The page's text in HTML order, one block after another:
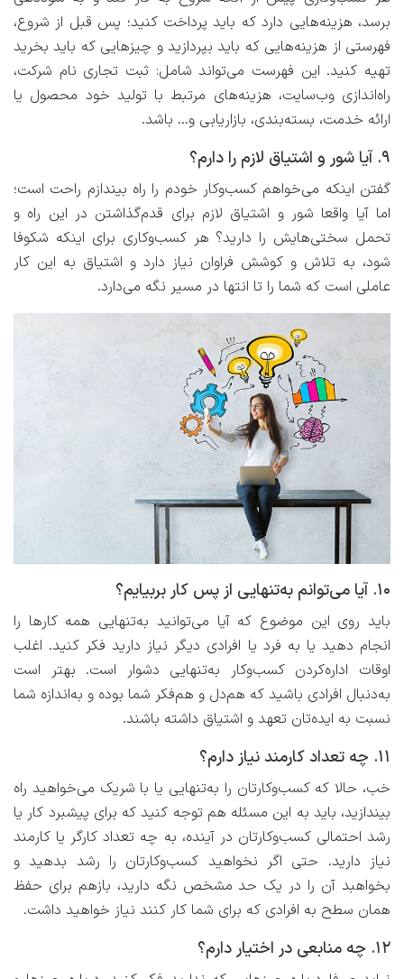
برسد، هزینه‌هایی دارد که باید پرداخت کنید؛ پس قبل از شروع،
فهرستی از هزینه‌هایی که باید بپردازید و چیزهایی که باید بخرید
تهیه کنید. این فهرست می‌تواند شامل: ثبت تجاری نام شرکت،
راه‌اندازی وب‌سایت، هزینه‌های مرتبط با تولید خود محصول یا
ارائه خدمت، بسته‌بندی، بازاریابی و… باشد.
۹. آیا شور و اشتیاق لازم را دارم؟
گفتن اینکه می‌خواهم کسب‌وکار خودم را راه بیندازم راحت است؛
اما آیا واقعا شور و اشتیاق لازم برای قدم‌گذاشتن در این راه و
تحمل سختی‌هایش را دارید؟ هر کسب‌وکاری برای اینکه شکوفا
شود، به تلاش و کوشش فراوان نیاز دارد و اشتیاق به این کار
عاملی است که شما را تا انتها در مسیر نگه می‌دارد.
۱۰. آیا می‌توانم ‌به‌تنهایی از پس کار بربیایم؟
باید روی این موضوع که آیا می‌توانید به‌تنهایی همه کارها را
انجام دهید یا به فرد یا افرادی دیگر نیاز دارید فکر کنید. اغلب
اوقات اداره‌کردن کسب‌وکار به‌تنهایی دشوار است. بهتر است
به‌دنبال افرادی باشید که هم‌دل و هم‌فکر شما بوده و به‌اندازه شما
نسبت به ایده‌تان تعهد و اشتیاق داشته باشند.
۱۱. چه تعداد کارمند نیاز دارم؟
خب، حالا که کسب‌وکارتان را به‌تنهایی یا با شریک می‌خواهید راه
بیندازید، باید به این مسئله هم توجه کنید که برای پیشبرد کار یا
رشد احتمالی کسب‌وکارتان در آینده، به چه تعداد کارگر یا کارمند
نیاز دارید. حتی اگر نخواهید کسب‌وکارتان را رشد بدهید و
بخواهبد آن را در یک حد مشخص نگه دارید، بازهم برای حفظ
همان سطح به افرادی که برای شما کار کنند نیاز خواهید داشت.
۱۲. چه منابعی در اختیار دارم؟